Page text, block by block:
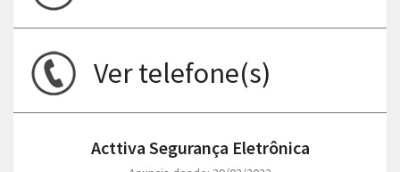
Ver telefone(s)
Acttiva Segurança Eletrônica